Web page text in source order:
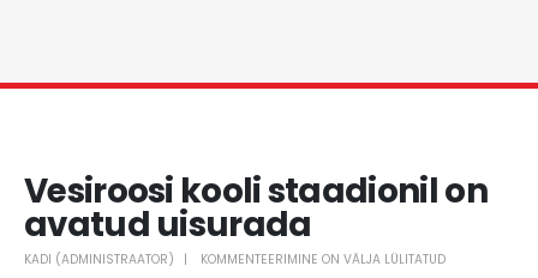
Vesiroosi kooli staadionil on
avatud uisurada
KADI (ADMINISTRAATOR)
VESIROOSI
KOMMENTEERIMINE ON VÄLJA LÜLITATUD